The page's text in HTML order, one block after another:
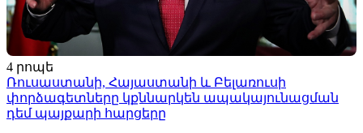
4 րոպե
Ռուսաստանի, Հայաստանի և Բելառուսի
փորձագետները կքննարկեն ապակայունացման
դեմ պայքարի հարցերը